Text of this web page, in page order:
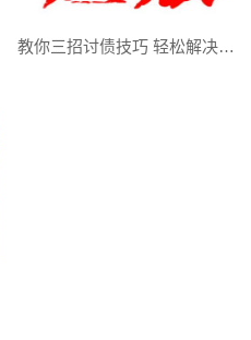
教你三招讨债技巧 轻松解决“讨债难”问题